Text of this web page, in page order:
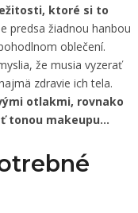
ktoré si to
predsa žiadnou hanbou
oblečení.
že musia vyzerať
zdravie ich tela.
otlakmi, rovnako
tonou makeupu…